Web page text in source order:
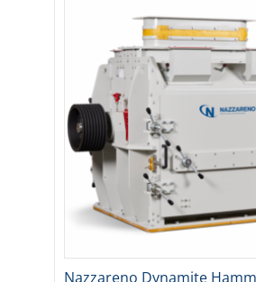
Nazzareno Dynamite